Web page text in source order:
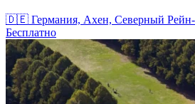
🇩🇪 Германия, Ахен, Северный
Бесплатно